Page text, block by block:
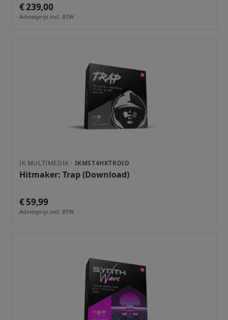
€ 239,00
Adviesprijs incl. BTW
IK MULTIMEDIA · IKMST4HKTRDID
Hitmaker: Trap (Download)
€ 59,99
Adviesprijs incl. BTW